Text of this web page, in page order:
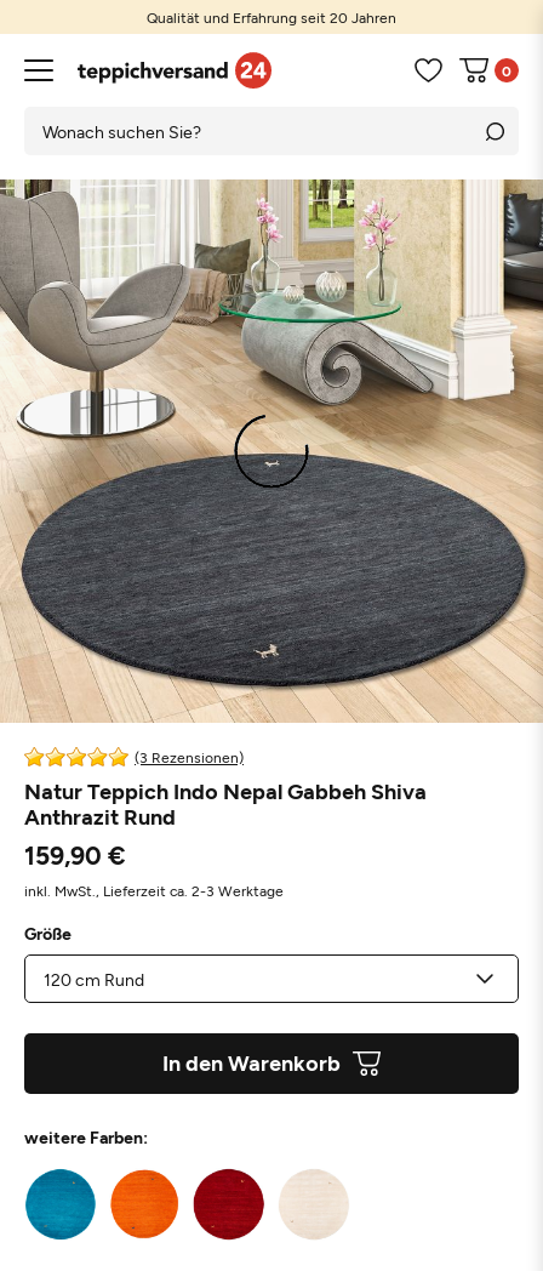
Qualität und Erfahrung seit 20 Jahren
0
(3 Rezensionen)
Natur Teppich Indo Nepal Gabbeh Shiva
Anthrazit Rund
159,90 €
inkl. MwSt., Lieferzeit ca. 2-3 Werktage
Größe
In den Warenkorb
weitere Farben: